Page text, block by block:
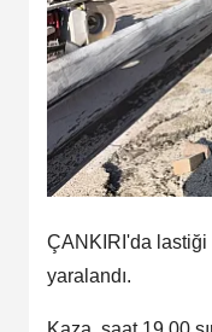
ÇANKIRI'da lastiği
yaralandı.